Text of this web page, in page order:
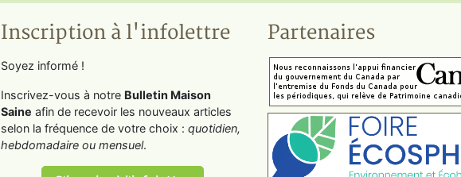
Inscription à l'infolettre
Soyez informé !
Inscrivez-vous à notre Bulletin Maison
Saine afin de recevoir les nouveaux articles
selon la fréquence de votre choix : quotidien,
hebdomadaire ou mensuel.
Partenaires